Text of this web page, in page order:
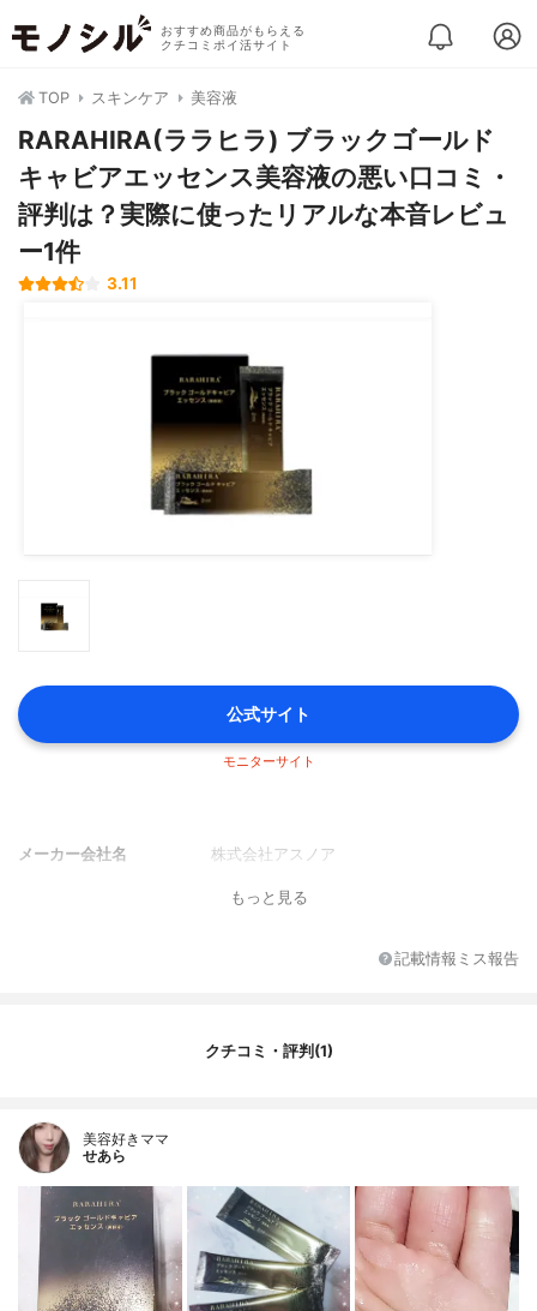
おすすめ商品がもらえる
クチコミポイ活サイト
TOP スキンケア 美容液
RARAHIRA(ララヒラ) ブラックゴールド
キャビアエッセンス美容液の悪い口コミ・
評判は？実際に使ったリアルな本音レビュ
ー1件
3.11
公式サイト
モニターサイト
メーカー会社名 株式会社アスノア
もっと見る
記載情報ミス報告
クチコミ・評判(1)
美容好きママ
せあら